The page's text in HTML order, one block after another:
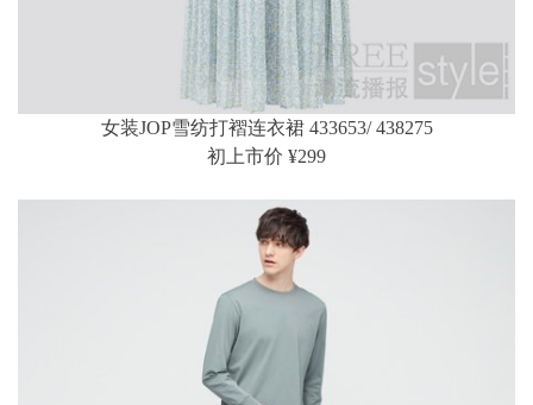
女装JOP雪纺打褶连衣裙 433653/ 438275
初上市价 ¥299